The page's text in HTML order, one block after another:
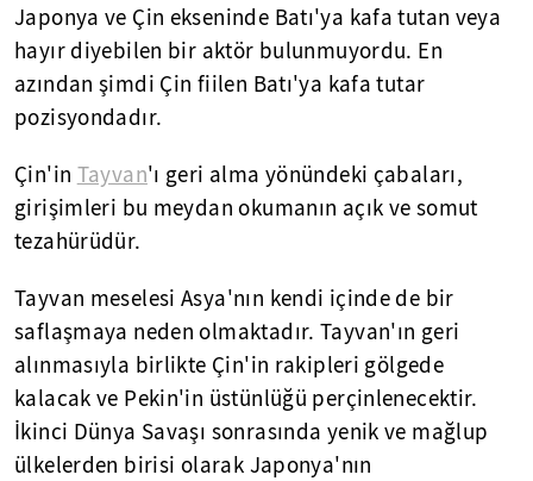
Japonya ve Çin ekseninde Batı'ya kafa tutan veya
hayır diyebilen bir aktör bulunmuyordu. En
azından şimdi Çin fiilen Batı'ya kafa tutar
pozisyondadır.
Çin'in Tayvan'ı geri alma yönündeki çabaları,
girişimleri bu meydan okumanın açık ve somut
tezahürüdür.
Tayvan meselesi Asya'nın kendi içinde de bir
saflaşmaya neden olmaktadır. Tayvan'ın geri
alınmasıyla birlikte Çin'in rakipleri gölgede
kalacak ve Pekin'in üstünlüğü perçinlenecektir.
İkinci Dünya Savaşı sonrasında yenik ve mağlup
ülkelerden birisi olarak Japonya'nın